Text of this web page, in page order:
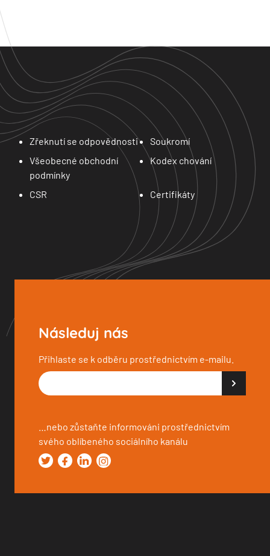
Zřeknutí se odpovědnosti
Soukromí
Všeobecné obchodní
podmínky
Kodex chování
CSR Certifikáty
Následuj nás
Přihlaste se k odběru prostřednictvím e-mailu.
…nebo zůstaňte informováni prostřednictvím
svého oblíbeného sociálního kanálu